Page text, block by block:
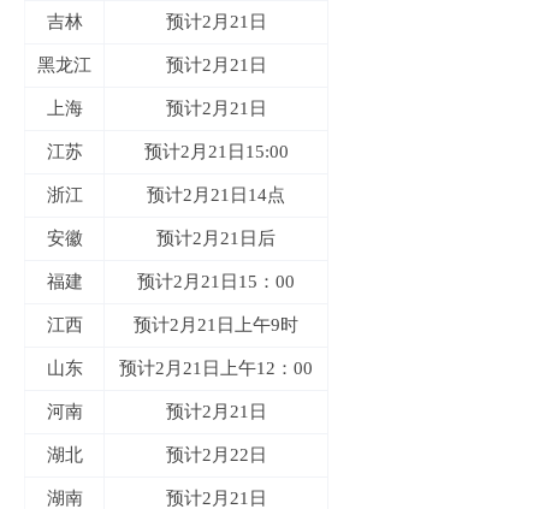
吉林 预计2月21日
黑龙江 预计2月21日
上海 预计2月21日
江苏 预计2月21日15:00
浙江 预计2月21日14点
安徽 预计2月21日后
福建 预计2月21日15：00
江西 预计2月21日上午9时
山东 预计2月21日上午12：00
河南 预计2月21日
湖北 预计2月22日
湖南 预计2月21日